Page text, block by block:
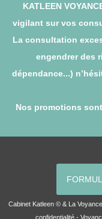
KATLEEN
vigilant sur vos
La consultation
engendrer des
dépendance...)
Nos promotions
Cabinet Katleen © & La
confidentialité -